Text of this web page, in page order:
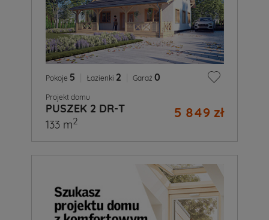
Pokoje 5 Łazienki 2 Garaż 0
Projekt domu
PUSZEK 2 DR-T 5 849 zł
133 m2